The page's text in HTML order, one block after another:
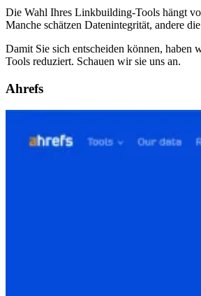
Die Wahl Ihres Linkbuilding-Tools hängt
Manche schätzen Datenintegrität, andere
Damit Sie sich entscheiden können, haben
Tools reduziert. Schauen wir sie uns an.
Ahrefs